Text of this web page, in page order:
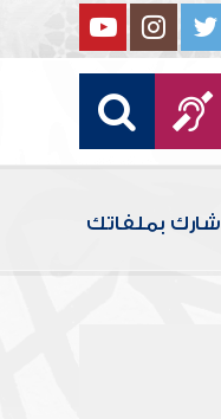
شارك بملفاتك